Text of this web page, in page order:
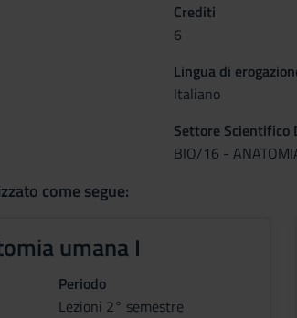
Crediti
6
Lingua di
Italiano
Settore Scientifico
BIO/16 -
come segue:
umana I
Periodo
Lezioni 2° semestre